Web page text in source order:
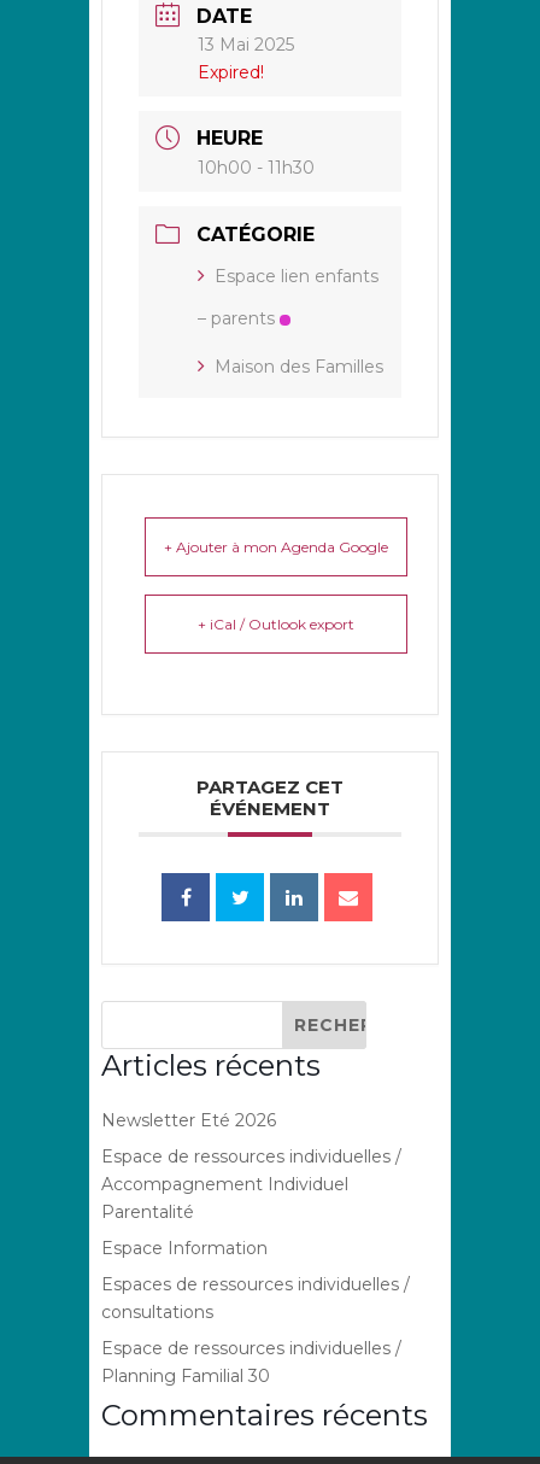
DATE
13 Mai 2025
Expired!
HEURE
10h00 - 11h30
CATÉGORIE
Espace lien enfants
– parents
Maison des Familles
+ Ajouter à mon Agenda Google
+ iCal / Outlook export
PARTAGEZ CET
ÉVÉNEMENT
Articles récents
Newsletter Eté 2026
Espace de ressources individuelles /
Accompagnement Individuel
Parentalité
Espace Information
Espaces de ressources individuelles /
consultations
Espace de ressources individuelles /
Planning Familial 30
Commentaires récents